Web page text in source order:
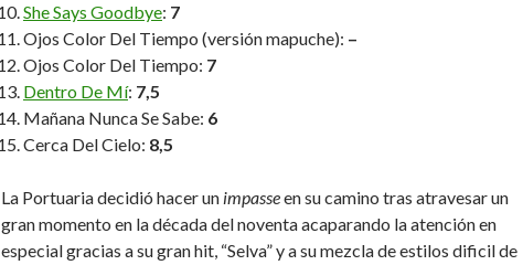
She Says Goodbye: 7
Ojos Color Del Tiempo (versión mapuche): –
Ojos Color Del Tiempo: 7
Dentro De Mí: 7,5
Mañana Nunca Se Sabe: 6
Cerca Del Cielo: 8,5
La Portuaria decidió hacer un impasseen su camino tras atravesar un
gran momento en la década del noventa acaparando la atención en
especial gracias a su gran hit, “Selva” y a su mezcla de estilos dificil de